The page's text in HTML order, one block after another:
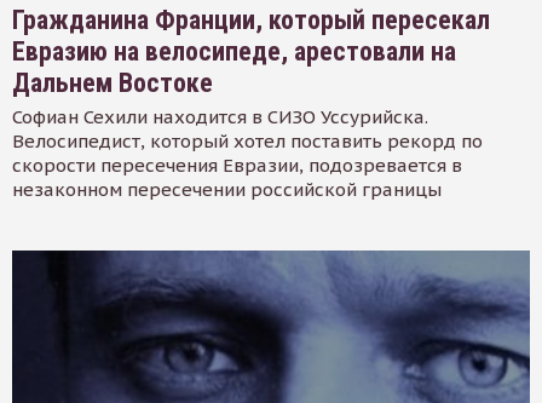
Гражданина Франции, который пересекал
Евразию на велосипеде, арестовали на
Дальнем Востоке
Софиан Сехили находится в СИЗО Уссурийска.
Велосипедист, который хотел поставить рекорд по
скорости пересечения Евразии, подозревается в
незаконном пересечении российской границы